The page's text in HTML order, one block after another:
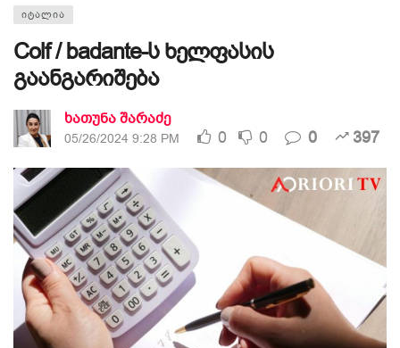
ᲘᲢᲐᲚᲘᲐ
Colf / badante-ს ხელფასის
გაანგარიშება
ხათუნა შარაძე
05/26/2024 9:28 PM 0 0 0 397